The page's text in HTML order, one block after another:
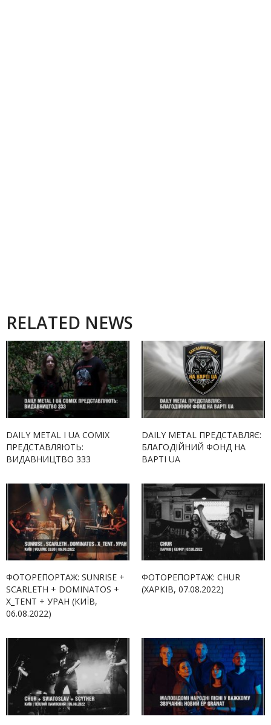
RELATED NEWS
DAILY METAL І UA COMIX
ПРЕДСТАВЛЯЮТЬ:
ВИДАВНИЦТВО 333
DAILY METAL ПРЕДСТАВЛЯЄ:
БЛАГОДІЙНИЙ ФОНД НА
ВАРТІ UA
ФОТОРЕПОРТАЖ: SUNRISE +
SCARLETH + DOMINATOS +
X_TENT + УРАН (КИЇВ,
06.08.2022)
ФОТОРЕПОРТАЖ: CHUR
(ХАРКІВ, 07.08.2022)